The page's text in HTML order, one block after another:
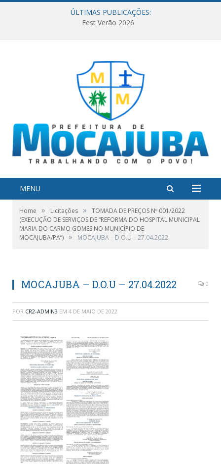
ÚLTIMAS PUBLICAÇÕES:
Fest Verão 2026
MENU
Home » Licitações »
TOMADA DE PREÇOS Nº 001/2022
(EXECUÇÃO DE SERVIÇOS DE “REFORMA DO HOSPITAL MUNICIPAL
MARIA DO CARMO GOMES NO MUNICÍPIO DE
MOCAJUBA/PA”) » MOCAJUBA – D.O.U – 27.04.2022
MOCAJUBA – D.O.U – 27.04.2022 0
POR CR2-ADMIN3 EM 4 DE MAIO DE 2022